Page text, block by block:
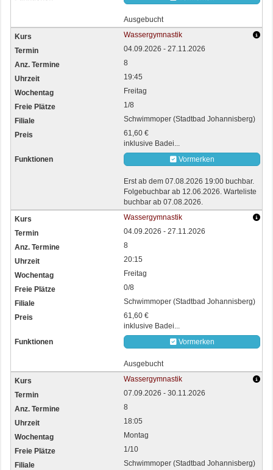
Ausgebucht
Wassergymnastik
04.09.2026 - 27.11.2026
8
19:45
Freitag
1/8
Schwimmoper (Stadtbad Johannisberg)
61,60 €
inklusive Badei...
Vormerken
Erst ab dem 07.08.2026 19:00 buchbar.
Folgebuchbar ab 12.06.2026. Warteliste
buchbar ab 07.08.2026.
Wassergymnastik
04.09.2026 - 27.11.2026
8
20:15
Freitag
0/8
Schwimmoper (Stadtbad Johannisberg)
61,60 €
inklusive Badei...
Vormerken
Ausgebucht
Wassergymnastik
07.09.2026 - 30.11.2026
8
18:05
Montag
1/10
Schwimmoper (Stadtbad Johannisberg)